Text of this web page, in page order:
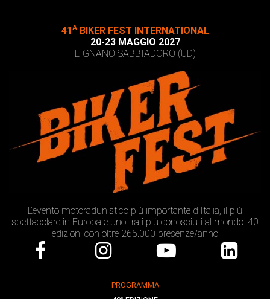
41 ABIKER FEST INTERNATIONAL
20-23 MAGGIO 2027
LIGNANO SABBIADORO (UD)
L’evento motoradunistico più importante d’Italia, il più
spettacolare in Europa e uno tra i più conosciuti al mondo. 40
edizioni con oltre 265.000 presenze/anno
PROGRAMMA